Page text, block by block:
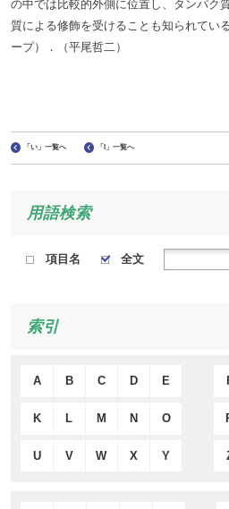
の中では比較的外側に位置し、タンパク
質による修飾を受けることも知られてい
ープ）．（平尾哲二）
「い」一覧へ 「I」一覧へ
用語検索
項目名 全文
索引
A B C D E
K L M N O
U V W X Y